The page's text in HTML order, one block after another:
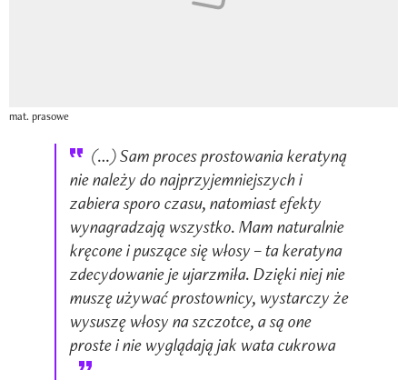
mat. prasowe
(…) Sam proces prostowania keratyną
nie należy do najprzyjemniejszych i
zabiera sporo czasu, natomiast efekty
wynagradzają wszystko. Mam naturalnie
kręcone i puszące się włosy – ta keratyna
zdecydowanie je ujarzmiła. Dzięki niej nie
muszę używać prostownicy, wystarczy że
wysuszę włosy na szczotce, a są one
proste i nie wyglądają jak wata cukrowa